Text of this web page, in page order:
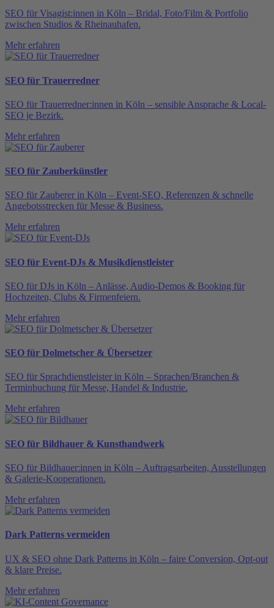
SEO für Visagist:innen in Köln – Bridal, Foto/Film & Portfolio
zwischen Studios & Rheinauhafen.
Mehr erfahren
SEO für Trauerredner
SEO für Trauerredner:innen in Köln – sensible Ansprache & Local-
SEO je Bezirk.
Mehr erfahren
SEO für Zauberkünstler
SEO für Zauberer in Köln – Event-SEO, Referenzen & schnelle
Angebotsstrecken für Messe & Business.
Mehr erfahren
SEO für Event-DJs & Musikdienstleister
SEO für DJs in Köln – Anlässe, Audio-Demos & Booking für
Hochzeiten, Clubs & Firmenfeiern.
Mehr erfahren
SEO für Dolmetscher & Übersetzer
SEO für Sprachdienstleister in Köln – Sprachen/Branchen &
Terminbuchung für Messe, Handel & Industrie.
Mehr erfahren
SEO für Bildhauer & Kunsthandwerk
SEO für Bildhauer:innen in Köln – Auftragsarbeiten, Ausstellungen
& Galerie-Kooperationen.
Mehr erfahren
Dark Patterns vermeiden
UX & SEO ohne Dark Patterns in Köln – faire Conversion, Opt-out
& klare Preise.
Mehr erfahren